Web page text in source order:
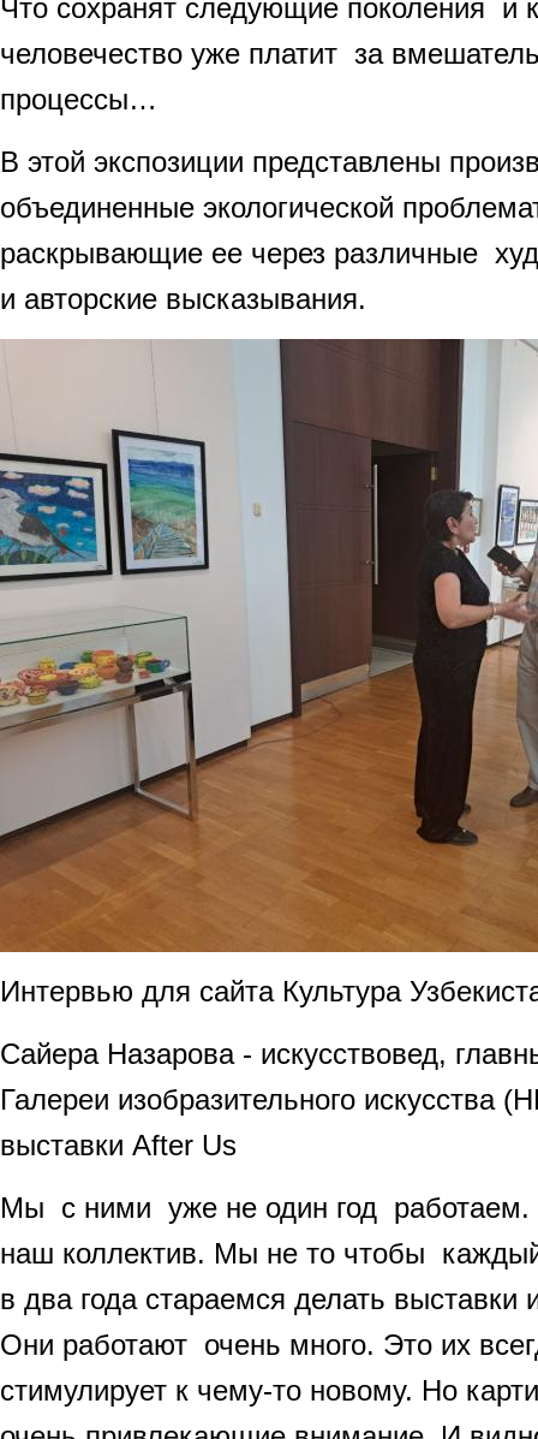
Что сохранят следующие поколения и
человечество уже платит за
процессы…
В этой экспозиции представлены
объединенные экологической
раскрывающие ее через различные
и авторские высказывания.
Интервью для сайта Культура
Сайера Назарова - искусствовед,
Галереи изобразительного искусства
выставки After Us
Мы с ними уже не один год работаем.
наш коллектив. Мы не то чтобы
в два года стараемся делать выставки
Они работают очень много. Это их
стимулирует к чему-то новому. Но